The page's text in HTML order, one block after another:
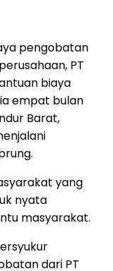
pengobatan
PT
biaya
empat bulan
Barat,
yang
nyata
masyarakat.
dari PT